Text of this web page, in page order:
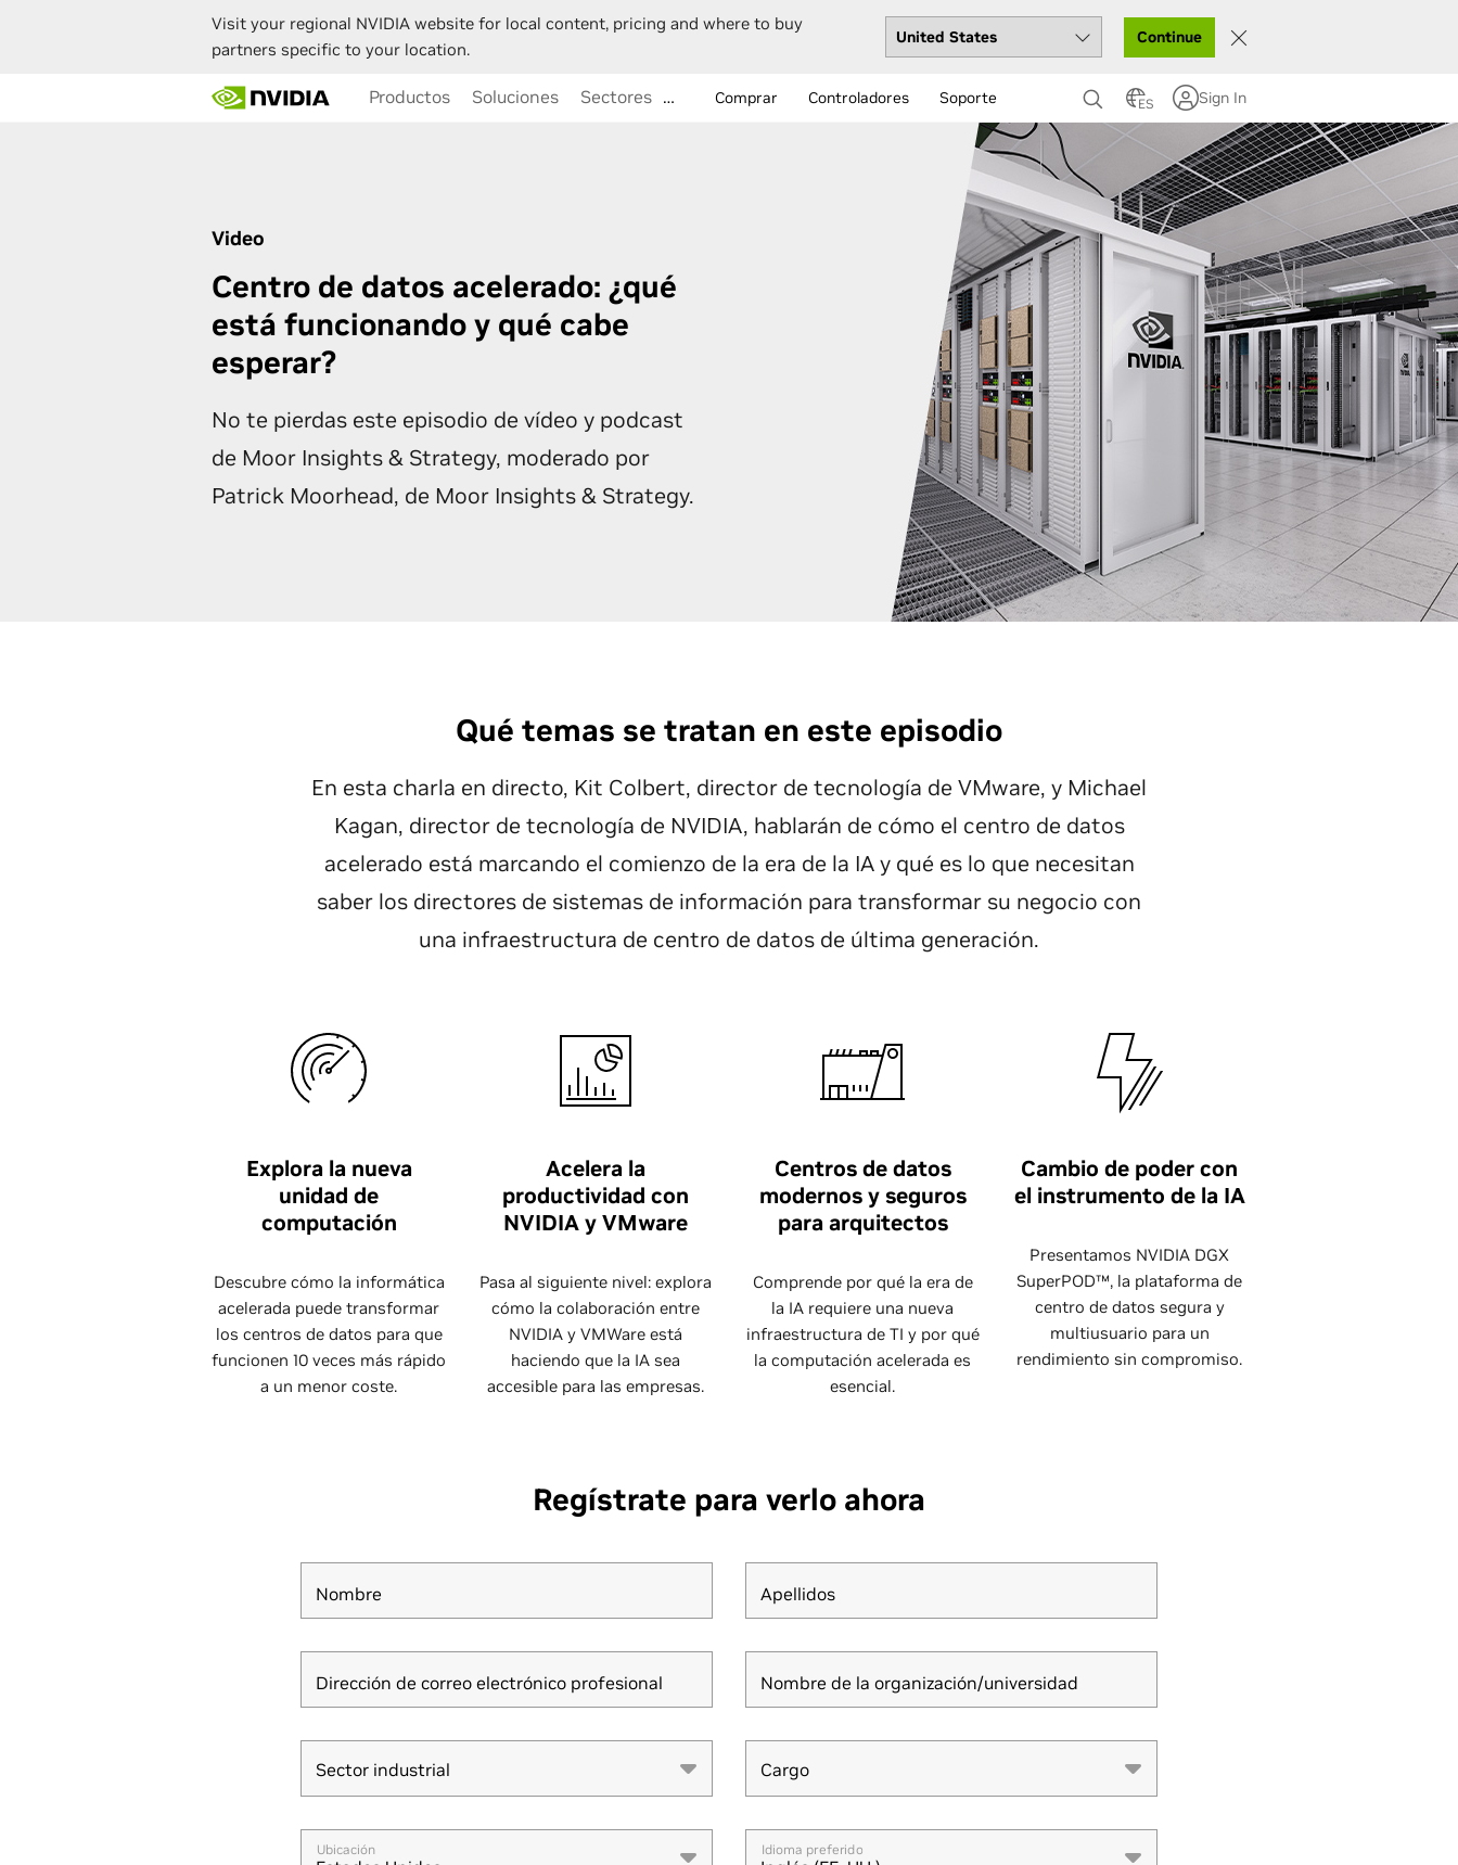
Visit your regional NVIDIA website for local content, pricing and where to buy
partners specific to your location.
Continue
Productos Soluciones Sectores … Comprar Controladores Soporte ES Sign In
Video
Centro de datos acelerado: ¿qué
está funcionando y qué cabe
esperar?
No te pierdas este episodio de vídeo y podcast
de Moor Insights & Strategy, moderado por
Patrick Moorhead, de Moor Insights & Strategy.
Qué temas se tratan en este episodio
En esta charla en directo, Kit Colbert, director de tecnología de VMware, y Michael
Kagan, director de tecnología de NVIDIA, hablarán de cómo el centro de datos
acelerado está marcando el comienzo de la era de la IA y qué es lo que necesitan
saber los directores de sistemas de información para transformar su negocio con
una infraestructura de centro de datos de última generación.
Explora la nueva
unidad de
computación
Descubre cómo la informática
acelerada puede transformar
los centros de datos para que
funcionen 10 veces más rápido
a un menor coste.
Acelera la
productividad con
NVIDIA y VMware
Pasa al siguiente nivel: explora
cómo la colaboración entre
NVIDIA y VMWare está
haciendo que la IA sea
accesible para las empresas.
Centros de datos
modernos y seguros
para arquitectos
Comprende por qué la era de
la IA requiere una nueva
infraestructura de TI y por qué
la computación acelerada es
esencial.
Cambio de poder con
el instrumento de la IA
Presentamos NVIDIA DGX
SuperPOD™, la plataforma de
centro de datos segura y
multiusuario para un
rendimiento sin compromiso.
Regístrate para verlo ahora
Nombre Apellidos
Dirección de correo electrónico profesional Nombre de la organización/universidad
Sector industrial
Sector industrial Cargo
Cargo
Ubicación Idioma preferido